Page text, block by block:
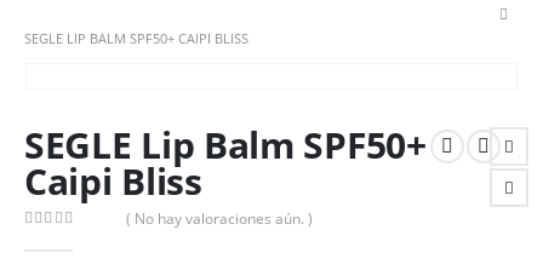
SEGLE LIP BALM SPF50+ CAIPI BLISS
SEGLE Lip Balm SPF50+
Caipi Bliss
( No hay valoraciones aún. )